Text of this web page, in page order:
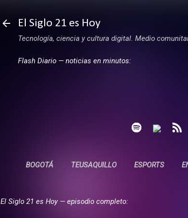
El Siglo 21 es Hoy
Tecnología, ciencia y cultura digital. Medio
Flash Diario — noticias en minutos:
BOGOTÁ TEUSAQUILLO ESPORTS
El Siglo 21 es Hoy — episodio completo: